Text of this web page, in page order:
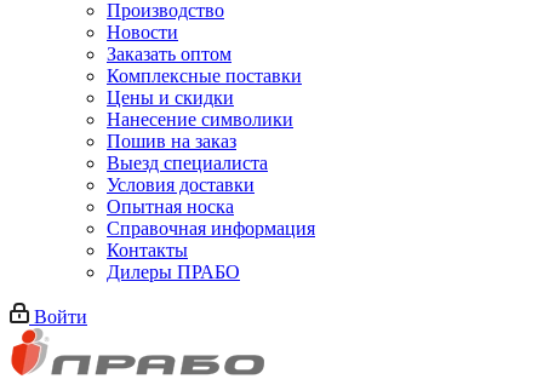
Производство
Новости
Заказать оптом
Комплексные поставки
Цены и скидки
Нанесение символики
Пошив на заказ
Выезд специалиста
Условия доставки
Опытная носка
Справочная информация
Контакты
Дилеры ПРАБО
Войти